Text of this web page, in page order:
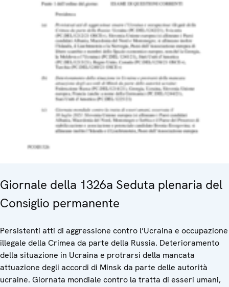
Giornale della 1326a Seduta plenaria del
Consiglio permanente
Persistenti atti di aggressione contro l’Ucraina e occupazione
illegale della Crimea da parte della Russia. Deterioramento
della situazione in Ucraina e protrarsi della mancata
attuazione degli accordi di Minsk da parte delle autorità
ucraine. Giornata mondiale contro la tratta di esseri umani,